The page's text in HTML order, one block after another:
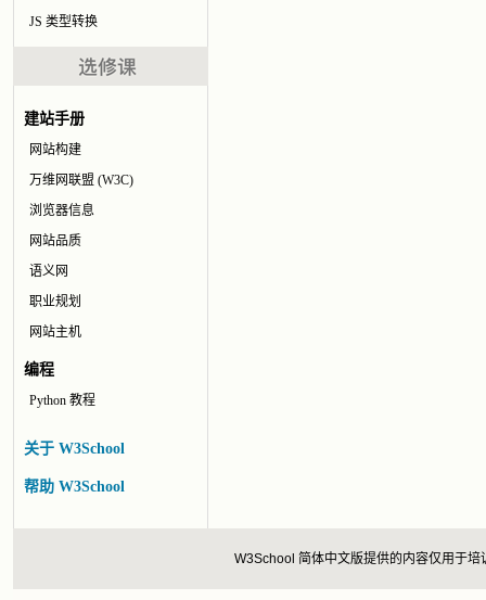
JS 类型转换
建站手册
网站构建
万维网联盟 (W3C)
浏览器信息
网站品质
语义网
职业规划
网站主机
编程
Python 教程
关于 W3School
帮助 W3School
W3School 简体中文版提供的内容仅用于